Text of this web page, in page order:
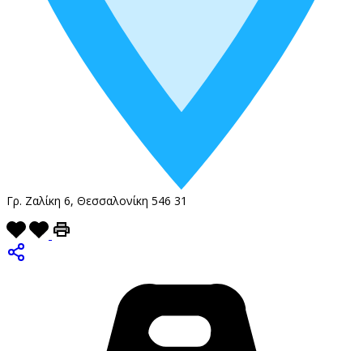
Γρ. Ζαλίκη 6, Θεσσαλονίκη 546 31